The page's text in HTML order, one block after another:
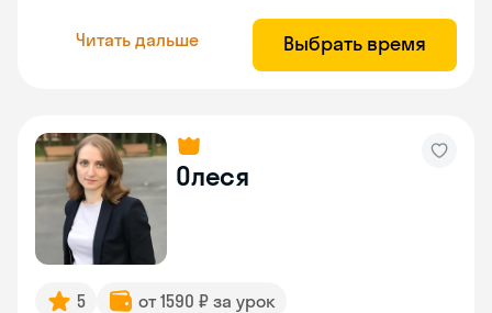
Читать дальше Выбрать время
Олеся
5
от 1590 ₽ за урок